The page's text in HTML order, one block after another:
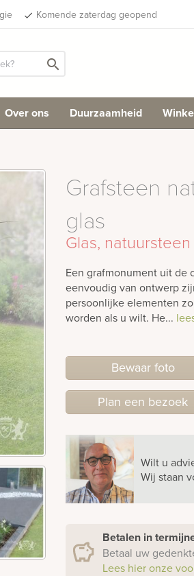
done Komende zaterdag geopend
search
Over ons Duurzaamheid
Grafsteen
glas
Glas, natuursteen
Een grafmonument uit de
eenvoudig van ontwerp
persoonlijke elementen
worden als u wilt. He...
Bewaar foto
Plan een bezoek
Wilt u
Wij staan
Betalen in
Betaal uw
Lees hier onze